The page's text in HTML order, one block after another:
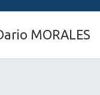
MORALES